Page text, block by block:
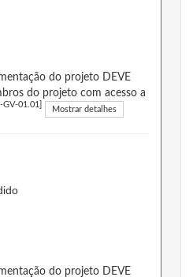
do projeto DEVE
do projeto com acesso a
GV-01.01] Mostrar detalhes
do projeto DEVE